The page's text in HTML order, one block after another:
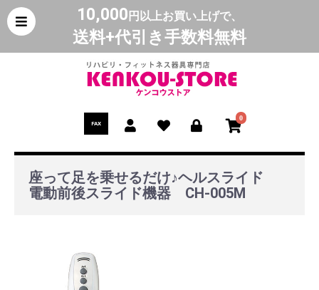
10,000 円以上お買い上げで、
送料+代引き手数料無料
FAX
0
座って足を乗せるだけ♪ヘルスライド
電動前後スライド機器 CH-005M